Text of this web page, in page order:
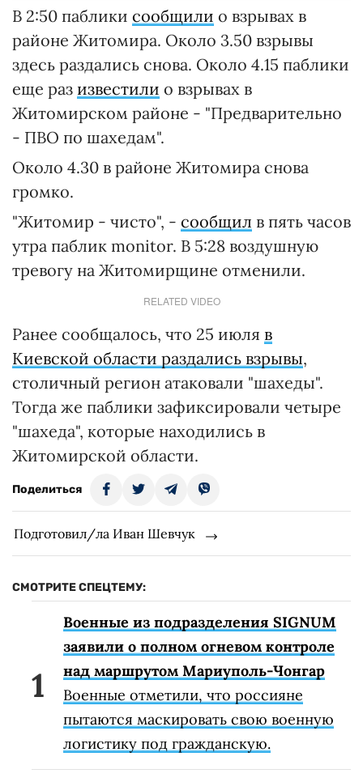
В 2:50 паблики сообщили о взрывах в
районе Житомира. Около 3.50 взрывы
здесь раздались снова. Около 4.15 паблики
еще раз известили о взрывах в
Житомирском районе - "Предварительно
- ПВО по шахедам".
Около 4.30 в районе Житомира снова
громко.
"Житомир - чисто", - сообщил в пять часов
утра паблик monitor. В 5:28 воздушную
тревогу на Житомирщине отменили.
RELATED VIDEO
Ранее сообщалось, что 25 июля в
Киевской области раздались взрывы,
столичный регион атаковали "шахеды".
Тогда же паблики зафиксировали четыре
"шахеда", которые находились в
Житомирской области.
Поделиться
Подготовил/ла Иван Шевчук
СМОТРИТЕ СПЕЦТЕМУ:
Военные из подразделения SIGNUM
заявили о полном огневом контроле
над маршрутом Мариуполь-Чонгар
Военные отметили, что россияне
пытаются маскировать свою военную
логистику под гражданскую.